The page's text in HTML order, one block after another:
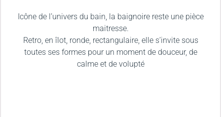
Icône de l’univers du bain, la baignoire reste une pièce
maitresse.
Retro, en îlot, ronde, rectangulaire, elle s’invite sous
toutes ses formes pour un moment de douceur, de
calme et de volupté